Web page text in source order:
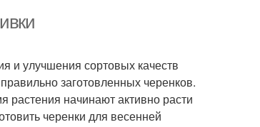
и улучшения сортовых качеств
заготовленных черенков.
растения начинают активно расти
черенки для весенней